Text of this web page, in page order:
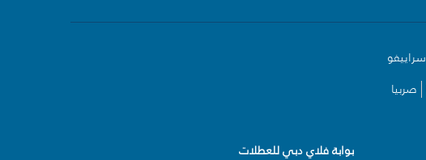
سراييفو
صربيا
بوابة فلاي دبي للعطلات